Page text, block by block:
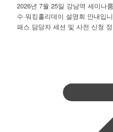
2026년 7월 25일 강남역 세미나
수·워킹홀리데이 설명회 안내입
패스 담당자 세션 및 사전 신청